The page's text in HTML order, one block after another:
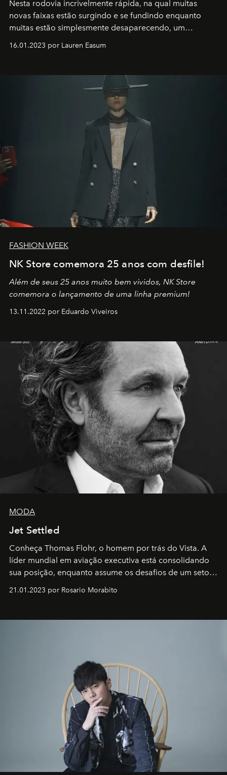
Nesta rodovia incrivelmente rápida, na qual muitas
novas faixas estão surgindo e se fundindo enquanto
muitas estão simplesmente desaparecendo, um
transportador AMTD abrindo caminho para muitos
por propósitos, com um claro senso de missão na vida e
16.01.2023 por Lauren Easum
FASHION WEEK
NK Store comemora 25 anos com desfile!
Além de seus 25 anos muito bem vividos, NK Store
comemora o lançamento de uma linha premium!
13.11.2022 por Eduardo Viveiros
MODA
Jet Settled
Conheça Thomas Flohr, o homem por trás do Vista. A
líder mundial em aviação executiva está consolidando
sua posição, enquanto assume os desafios de um setor
em rápida evolução e redefinindo o conceito de luxo
21.01.2023 por Rosario Morabito